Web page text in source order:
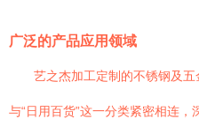
广泛的产品应用领域
艺之杰加工定制的不锈钢及五
与“日用百货”这一分类紧密相连，